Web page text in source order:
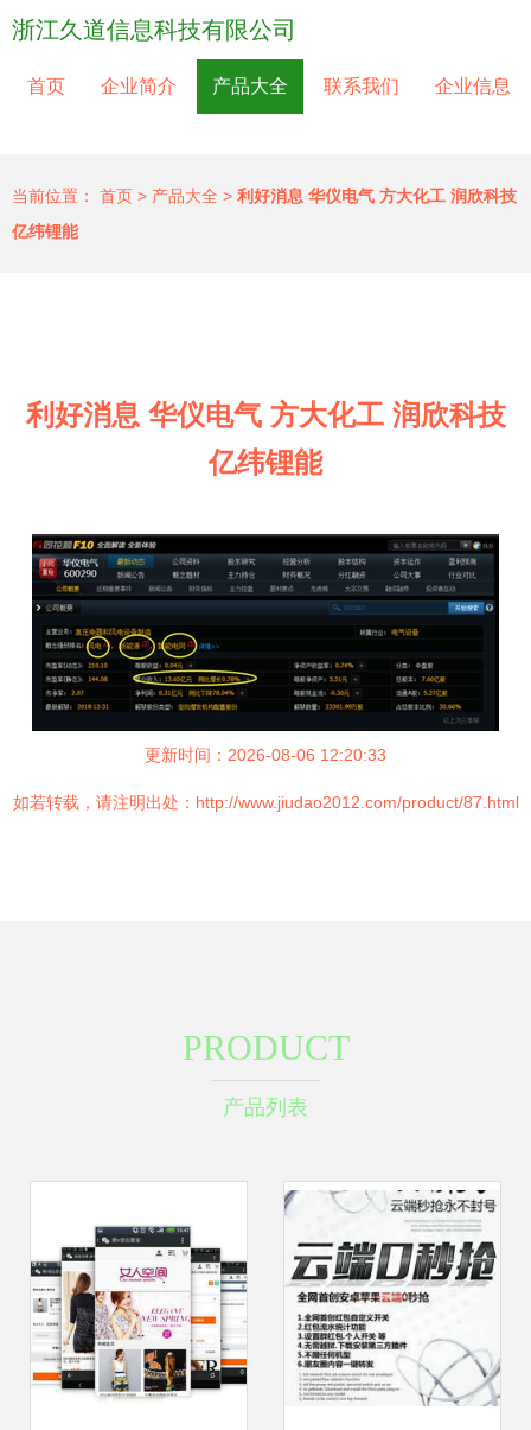
浙江久道信息科技有限公司
首页 企业简介 产品大全 联系我们 企业信息
当前位置： 首页 > 产品大全 > 利好消息 华仪电气 方大化工 润欣科技
亿纬锂能
利好消息 华仪电气 方大化工 润欣科技
亿纬锂能
更新时间：2026-08-06 12:20:33
如若转载，请注明出处：http://www.jiudao2012.com/product/87.html
PRODUCT
产品列表